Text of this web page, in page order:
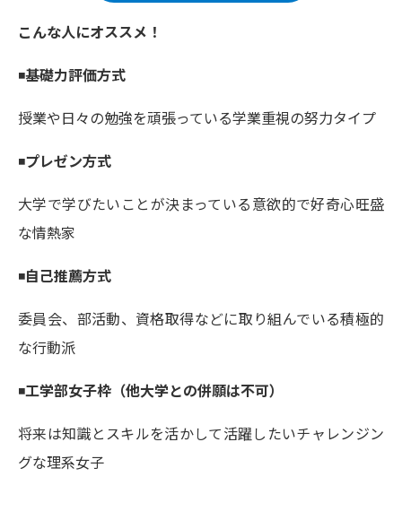
学問のミニ講義「夢ナビ講義」 学問分野解説
Ｑ＆Ａ よくあるご質問
お支払いについて
受付内容・発送状況の確認
テレメール
こんな人にオススメ！
◾️基礎力評価方式
授業や日々の勉強を頑張っている学業重視の努力タイプ
◾️プレゼン方式
大学で学びたいことが決まっている意欲的で好奇心旺盛
な情熱家
◾️自己推薦方式
委員会、部活動、資格取得などに取り組んでいる積極的
な行動派
◾️工学部女子枠（他大学との併願は不可）
将来は知識とスキルを活かして活躍したいチャレンジン
グな理系女子